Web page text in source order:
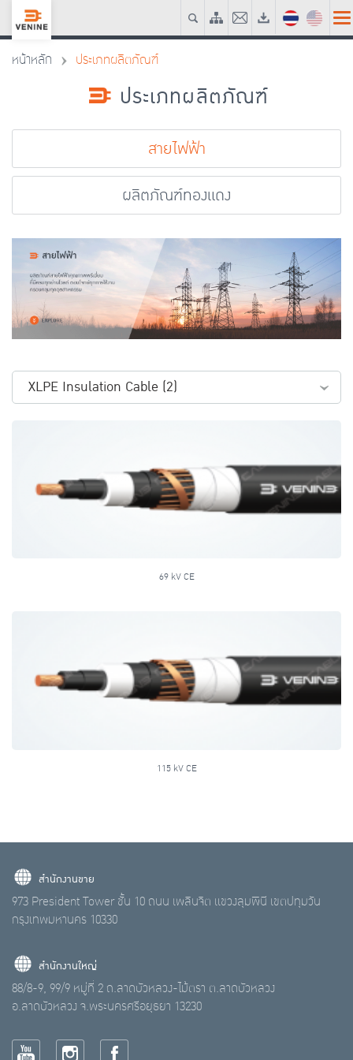
หน้าหลัก ประเภทผลิตภัณฑ์
ประเภทผลิตภัณฑ์
สายไฟฟ้า
ผลิตภัณฑ์ทองแดง
XLPE Insulation Cable (2)
69 kV CE
115 kV CE
สำนักงานขาย
973 President Tower ชั้น 10 ถนน เพลินจิต แขวงลุมพินี เขตปทุมวัน
กรุงเทพมหานคร 10330
สำนักงานใหญ่
88/8-9, 99/9 หมู่ที่ 2 ถ.ลาดบัวหลวง-ไม้ตรา ต.ลาดบัวหลวง
อ.ลาดบัวหลวง จ.พระนครศรีอยุธยา 13230